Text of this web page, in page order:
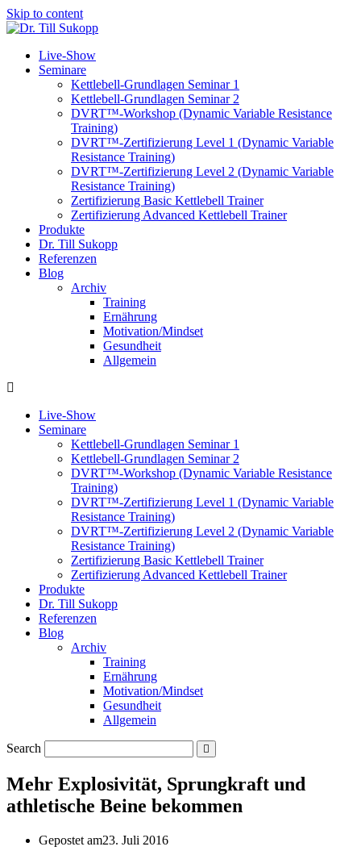
Skip to content
Live-Show
Seminare
Kettlebell-Grundlagen Seminar 1
Kettlebell-Grundlagen Seminar 2
DVRT™-Workshop (Dynamic Variable Resistance
Training)
DVRT™-Zertifizierung Level 1 (Dynamic Variable
Resistance Training)
DVRT™-Zertifizierung Level 2 (Dynamic Variable
Resistance Training)
Zertifizierung Basic Kettlebell Trainer
Zertifizierung Advanced Kettlebell Trainer
Produkte
Dr. Till Sukopp
Referenzen
Blog
Archiv
Training
Ernährung
Motivation/Mindset
Gesundheit
Allgemein
Live-Show
Seminare
Kettlebell-Grundlagen Seminar 1
Kettlebell-Grundlagen Seminar 2
DVRT™-Workshop (Dynamic Variable Resistance
Training)
DVRT™-Zertifizierung Level 1 (Dynamic Variable
Resistance Training)
DVRT™-Zertifizierung Level 2 (Dynamic Variable
Resistance Training)
Zertifizierung Basic Kettlebell Trainer
Zertifizierung Advanced Kettlebell Trainer
Produkte
Dr. Till Sukopp
Referenzen
Blog
Archiv
Training
Ernährung
Motivation/Mindset
Gesundheit
Allgemein
Search
Mehr Explosivität, Sprungkraft und
athletische Beine bekommen
Gepostet am23. Juli 2016